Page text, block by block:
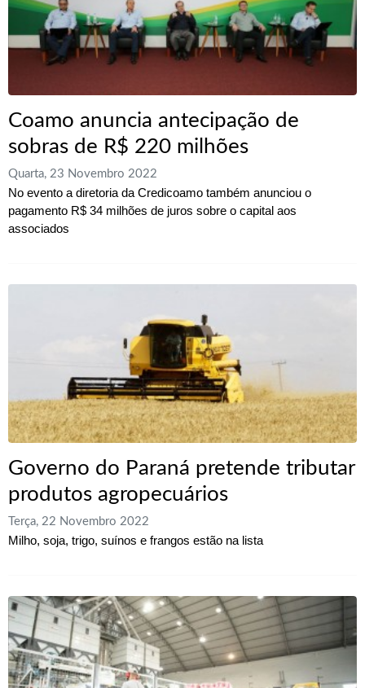
Coamo anuncia antecipação de
sobras de R$ 220 milhões
Quarta, 23 Novembro 2022
No evento a diretoria da Credicoamo também anunciou o
pagamento R$ 34 milhões de juros sobre o capital aos
associados
Governo do Paraná pretende tributar
produtos agropecuários
Terça, 22 Novembro 2022
Milho, soja, trigo, suínos e frangos estão na lista